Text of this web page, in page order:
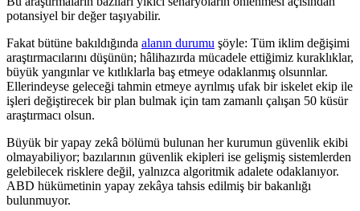
potansiyel bir değer taşıyabilir.
Fakat bütüne bakıldığında alanın durumu şöyle: Tüm iklim değişimi
araştırmacılarını düşünün; hâlihazırda mücadele ettiğimiz kuraklıklar,
büyük yangınlar ve kıtlıklarla baş etmeye odaklanmış olsunnlar.
Ellerindeyse geleceği tahmin etmeye ayrılmış ufak bir iskelet ekip ile
işleri değiştirecek bir plan bulmak için tam zamanlı çalışan 50 küsür
araştırmacı olsun.
Büyük bir yapay zekâ bölümü bulunan her kurumun güvenlik ekibi
olmayabiliyor; bazılarının güvenlik ekipleri ise gelişmiş sistemlerden
gelebilecek risklere değil, yalnızca algoritmik adalete odaklanıyor.
ABD hükümetinin yapay zekâya tahsis edilmiş bir bakanlığı
bulunmuyor.